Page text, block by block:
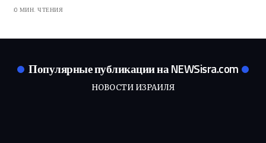
0 МИН. ЧТЕНИЯ
Популярные публикации на NEWSisra.com
НОВОСТИ ИЗРАИЛЯ